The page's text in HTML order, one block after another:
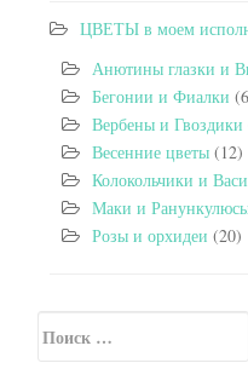
ЦВЕТЫ в моем
Анютины глазки и
Бегонии и Фиалки
Вербены и Гвоздики
Весенние цветы (12)
Колокольчики и
Маки и
Розы и орхидеи (20)
Secondary Sidebar
Искать: